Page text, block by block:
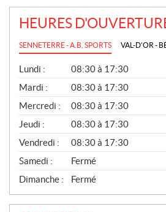
HEURES
SENNETERRE - A.B. SPORTS VAL-D'OR -
G
É
N
É
R
A
L
Lundi :
08:30 à 17:30
Mardi :
08:30 à 17:30
Mercredi :
08:30 à 17:30
Jeudi :
08:30 à 17:30
Vendredi :
08:30 à 17:30
Samedi :
Fermé
Dimanche :
Fermé